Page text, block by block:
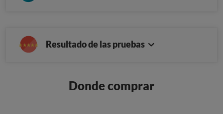
Resultado de las pruebas
Donde comprar